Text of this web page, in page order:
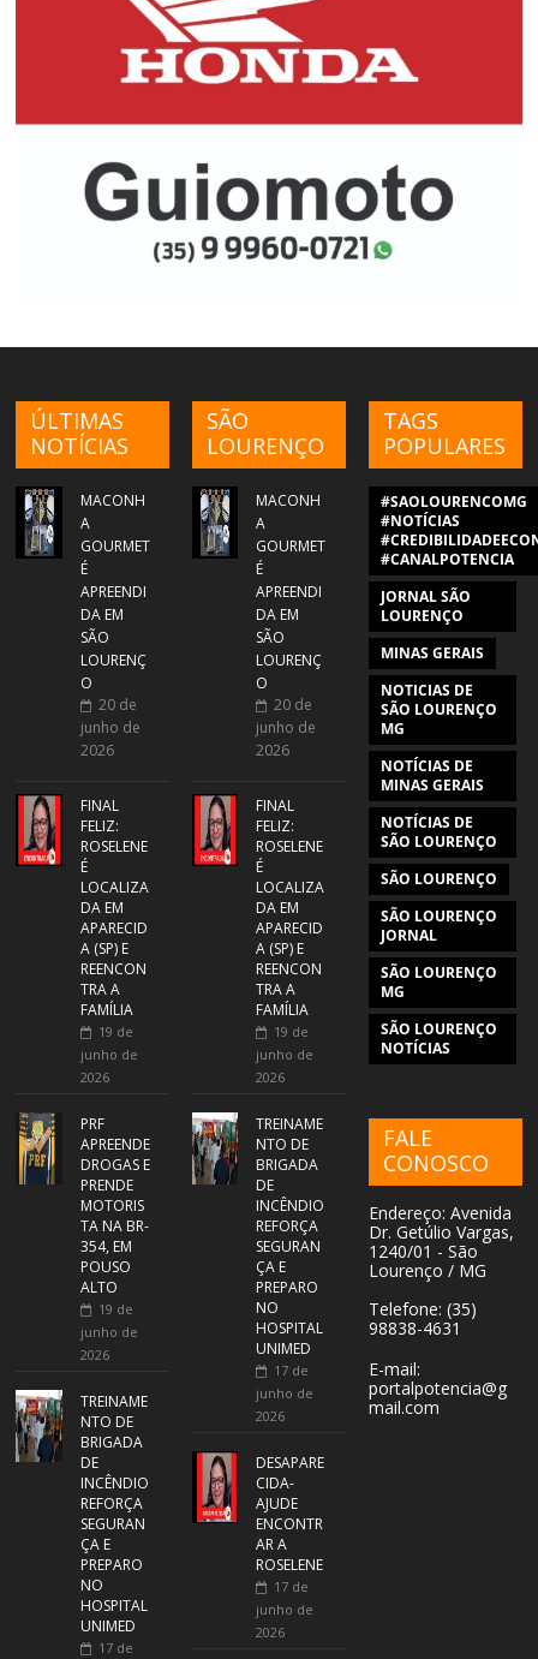
ÚLTIMAS
NOTÍCIAS
MACONH
A
GOURMET
É
APREENDI
DA EM
SÃO
LOURENÇ
O
20 de
junho de
2026
FINAL
FELIZ:
ROSELENE
É
LOCALIZA
DA EM
APARECID
A (SP) E
REENCON
TRA A
FAMÍLIA
19 de
junho de
2026
PRF
APREENDE
DROGAS E
PRENDE
MOTORIS
TA NA BR-
354, EM
POUSO
ALTO
19 de
junho de
2026
TREINAME
NTO DE
BRIGADA
DE
INCÊNDIO
REFORÇA
SEGURAN
ÇA E
PREPARO
NO
HOSPITAL
UNIMED
17 de
SÃO
LOURENÇO
MACONH
A
GOURMET
É
APREENDI
DA EM
SÃO
LOURENÇ
O
20 de
junho de
2026
FINAL
FELIZ:
ROSELENE
É
LOCALIZA
DA EM
APARECID
A (SP) E
REENCON
TRA A
FAMÍLIA
19 de
junho de
2026
TREINAME
NTO DE
BRIGADA
DE
INCÊNDIO
REFORÇA
SEGURAN
ÇA E
PREPARO
NO
HOSPITAL
UNIMED
17 de
junho de
2026
DESAPARE
CIDA-
AJUDE
ENCONTR
AR A
ROSELENE
17 de
junho de
2026
TAGS
POPULARES
#SAOLOURENCOMG
#NOTÍCIAS
#CANALPOTENCIA
JORNAL SÃO
LOURENÇO
MINAS GERAIS
NOTICIAS DE
SÃO LOURENÇO
MG
NOTÍCIAS DE
MINAS GERAIS
NOTÍCIAS DE
SÃO LOURENÇO
SÃO LOURENÇO
SÃO LOURENÇO
JORNAL
SÃO LOURENÇO
MG
SÃO LOURENÇO
NOTÍCIAS
FALE
CONOSCO
Endereço: Avenida
Dr. Getúlio Vargas,
1240/01 - São
Lourenço / MG
Telefone: (35)
98838-4631
E-mail:
portalpotencia@g
mail.com